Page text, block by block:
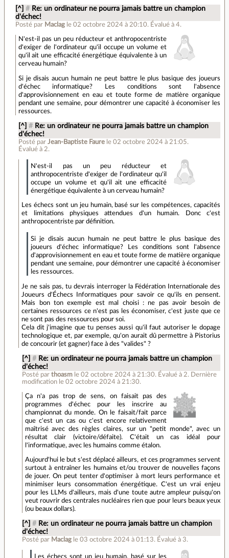
[^] # Re: un ordinateur ne pourra jamais battre un champion
d'échec!
Posté par Maclag le 02 octobre 2024 à 20:10.Évalué à 4.
N'est-il pas un peu réducteur et anthropocentriste
d'exiger de l'ordinateur qu'il occupe un volume et
qu'il ait une efficacité énergétique équivalente à un
cerveau humain?
Si je disais aucun humain ne peut battre le plus basique des joueurs
d'échec informatique? Les conditions sont l'absence
d'approvisionnement en eau et toute forme de matière organique
pendant une semaine, pour démontrer une capacité à économiser les
ressources.
[^] # Re: un ordinateur ne pourra jamais battre un champion
d'échec!
Posté parJean-Baptiste Faure le 02 octobre 2024 à 21:05.
Évalué à 2.
N'est-il pas un peu réducteur et
anthropocentriste d'exiger de l'ordinateur qu'il
occupe un volume et qu'il ait une efficacité
énergétique équivalente à un cerveau humain?
Les échecs sont un jeu humain, basé sur les compétences, capacités
et limitations physiques attendues d'un humain. Donc c'est
anthropocentriste par définition.
Si je disais aucun humain ne peut battre le plus basique des
joueurs d'échec informatique? Les conditions sont l'absence
d'approvisionnement en eau et toute forme de matière organique
pendant une semaine, pour démontrer une capacité à économiser
les ressources.
Je ne sais pas, tu devrais interroger la Fédération Internationale des
Joueurs d'Échecs Informatiques pour savoir ce qu'ils en pensent.
Mais bon ton exemple est mal choisi : ne pas avoir besoin de
certaines ressources ce n'est pas les économiser, c'est juste que ce
ne sont pas des ressources pour soi.
Cela dit j'imagine que tu penses aussi qu'il faut autoriser le dopage
technologique et, par exemple, qu'on aurait dû permettre à Pistorius
de concourir (et gagner) face à des "valides" ?
[^] # Re: un ordinateur ne pourra jamais battre un champion
d'échec!
Posté par thoasm le 02 octobre 2024 à 21:30. Évalué à 2. Dernière
modification le 02 octobre 2024 à 21:30.
Ça n'a pas trop de sens, on faisait pas des
programmes d'échec pour les inscrire au
championnat du monde. On le faisait/fait parce
que c'est un cas ou c'est encore relativement
maîtrisé avec des règles claires, sur un "petit monde", avec un
résultat clair (victoire/défaite). C'était un cas idéal pour
l'informatique, avec les humains comme étalon.
Aujourd'hui le but s'est déplacé ailleurs, et ces programmes servent
surtout à entraîner les humains et/ou trouver de nouvelles façons
de jouer. On peut tenter d'optimiser à mort leurs performance et
minimiser leurs consommation énergétique. C'est un vrai enjeu
pour les LLMs d'ailleurs, mais d'une toute autre ampleur puisqu'on
veut rouvrir des centrales nucléaires rien que pour leurs beaux yeux
(ou beaux dollars).
[^] # Re: un ordinateur ne pourra jamais battre un champion
d'échec!
Posté par Maclag le 03 octobre 2024 à 01:13. Évalué à 3.
Les échecs sont un jeu humain, basé sur les